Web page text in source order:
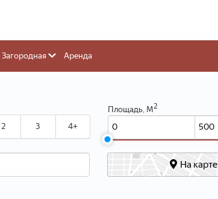
Загородная Аренда
2 3 4+
Площадь, М2
На карте